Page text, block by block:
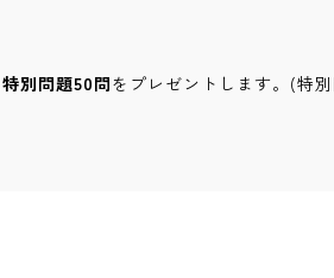
特別問題50問をプレゼントします。(特